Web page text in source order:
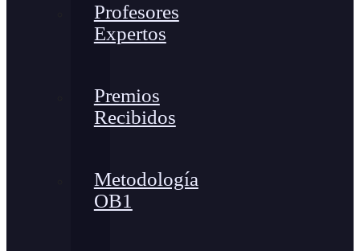
Profesores
Expertos
Premios
Recibidos
Metodología
OB1